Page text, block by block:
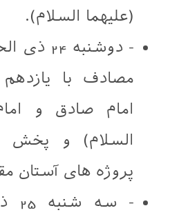
(علیهما السلام).
مصادف با
امام صادق و
السلام) و پخش
پروژه های آستان